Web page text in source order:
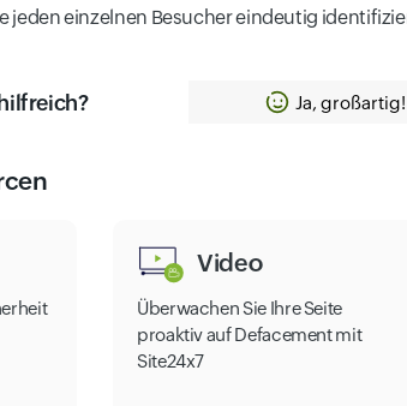
jeden einzelnen Besucher eindeutig
Ja, großartig!
Video
Überwachen Sie Ihre Seite
proaktiv auf Defacement mit
Site24x7